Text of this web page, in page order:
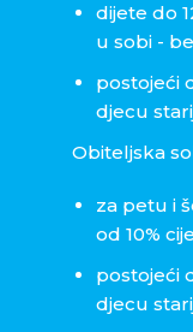
dijete do
u sobi -
postojeći
djecu
Obiteljska
za petu i
od 10%
postojeći
djecu